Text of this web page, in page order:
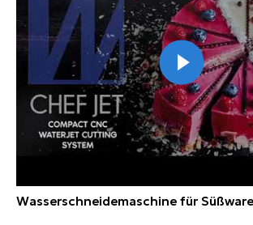
Wasserschneidemaschine für